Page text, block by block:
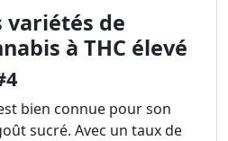
variétés de
à THC élevé
bien connue pour son
sucré. Avec un taux de